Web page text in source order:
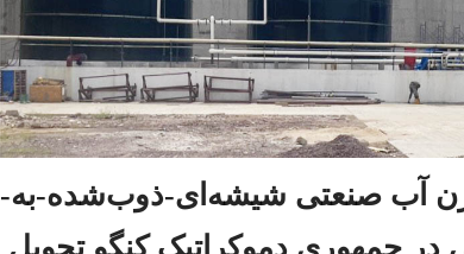
سنتر انامل با موفقیت مخازن آب صنعتی شیشه‌ای-ذوب‌شده-به-